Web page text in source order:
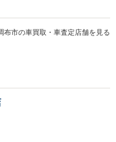
布市の車買取・車査定店舗を見る